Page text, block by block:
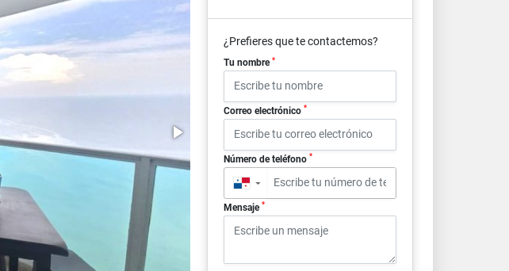
¿Prefieres que te contactemos?
Tu nombre *
Correo electrónico *
Número de teléfono *
▼
Mensaje *